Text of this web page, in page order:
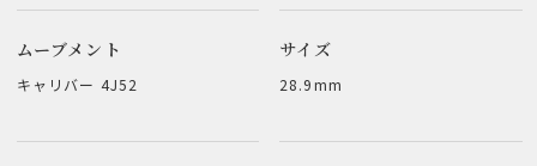
ムーブメント
キャリバー 4J52
サイズ
28.9mm